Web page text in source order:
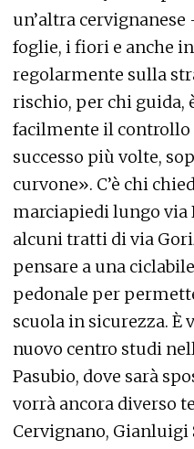
un’altra
foglie, i fiori e anche
regolarmente sulla
rischio, per chi guida,
facilmente il controllo
successo più volte,
curvone». C’è chi
marciapiedi lungo via
alcuni tratti di via
pensare a una
pedonale per
scuola in sicurezza. È
nuovo centro studi
Pasubio, dove sarà
vorrà ancora diverso
Cervignano, Gianluigi